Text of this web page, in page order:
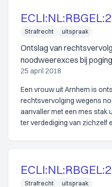
Strafrecht uitspraak
Ontslag van
noodweerexces bij
25 april 2018
Een vrouw uit Arnhem is
rechtsvervolging wegens
aanvaller met een mes stak
ter verdediging van zichzelf
Strafrecht uitspraak